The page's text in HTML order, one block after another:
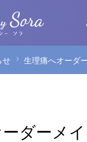
せ 生理痛へオーダ
ダーメ